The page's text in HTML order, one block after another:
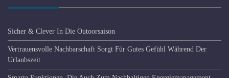
Sicher & Clever In Die Outoorsaison
Vertrauensvolle Nachbarschaft Sorgt Für Gutes Gefühl Während Der
Urlaubszeit